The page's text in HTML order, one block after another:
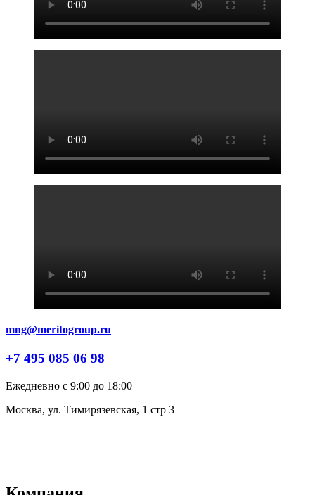
mng@meritogroup.ru
+7 495 085 06 98
Ежедневно с 9:00 до 18:00
Москва, ул. Тимирязевская, 1 стр 3